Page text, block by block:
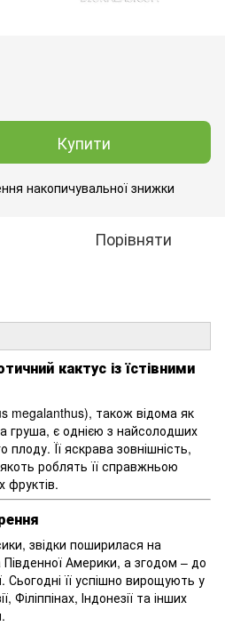
Купити
накопичувальної знижки
Порівняти
кактус із їстівними
megalanthus), також відома як
груша, є однією з найсолодших
плоду. Її яскрава зовнішність,
роблять її справжньою
фруктів.
звідки поширилася на
Америки, а згодом – до
Сьогодні її успішно вирощують у
Філіппінах, Індонезії та інших